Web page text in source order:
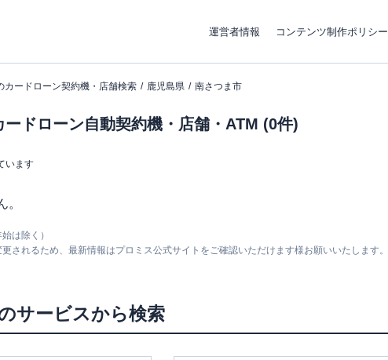
運営者情報 コンテンツ制作ポリシー
カードローン契約機・店舗検索 鹿児島県 南さつま市
ドローン自動契約機・店舗・ATM (0件)
います
。
は除く）
されるため、最新情報はプロミス公式サイトをご確認いただけます様お願いいたします。
サービスから検索